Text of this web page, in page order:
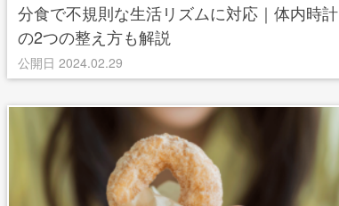
分食で不規則な生活リズムに対応｜体内時計
の2つの整え方も解説
公開日 2024.02.29